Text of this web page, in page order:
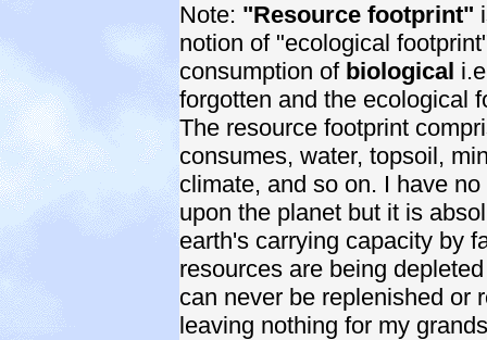
Note: "Resource footprint"
notion of "ecological
consumption of biological
forgotten and the ecological
The resource footprint
consumes, water, topsoil,
climate, and so on. I have
upon the planet but it is
earth's carrying capacity by
resources are being
can never be replenished or
leaving nothing for my